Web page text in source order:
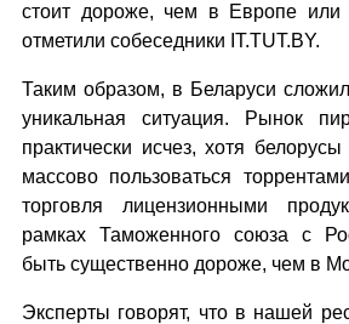
стоит дороже, чем в Европе
отметили собеседники IT.TUT.BY.
Таким образом, в Беларуси
уникальная ситуация. Рынок
практически исчез, хотя
массово пользоваться
торговля лицензионными
рамках Таможенного союза с
быть существенно дороже, чем в
Эксперты говорят, что в нашей